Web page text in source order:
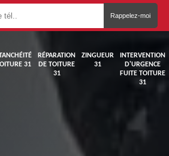
31
RÉPARATION
DE TOITURE
31
ZINGUEUR
31
INTERVENTION
D'URGENCE
FUITE TOITURE
31